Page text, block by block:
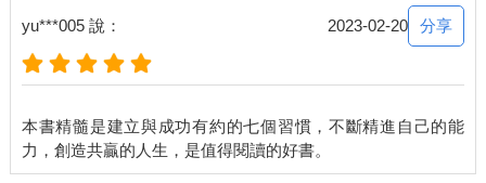
yu***005 說： 2023-02-20 分享
本書精髓是建立與成功有約的七個習慣，不斷精進自己的能